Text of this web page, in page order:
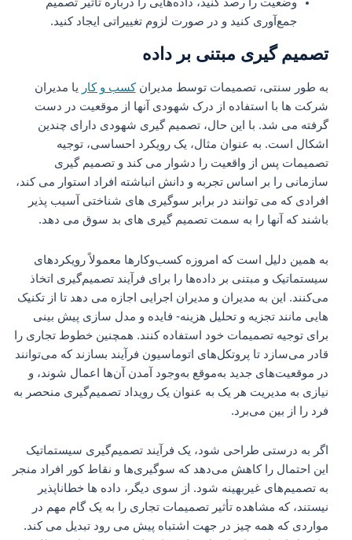
جمع‌آوری کنید و در صورت لزوم تغییراتی ایجاد کنید.
تصمیم گیری مبتنی بر داده
به طور سنتی، تصمیمات توسط مدیرانکسب و کاریا مدیران
شرکت ها با استفاده از درک شهودی آنها از موقعیت در دست
گرفته می شد. با این حال، تصمیم گیری شهودی دارای چندین
اشکال است. به عنوان مثال، یک رویکرد احساسی، توجیه
تصمیمات پس از واقعیت را دشوار می کند و تصمیم گیری
سازمانی را بر اساس تجربه و دانش انباشته افراد استوار می کند،
افرادی که می توانند در برابر سوگیری های شناختی آسیب پذیر
باشند که آنها را به سمت تصمیم گیری های بد سوق می دهد.
به همین دلیل است که امروزه کسب‌وکارها معمولاً رویکردهای
سیستماتیک و مبتنی بر داده‌ها را برای فرآیند تصمیم‌گیری اتخاذ
می‌کنند. این به مدیران و مدیران اجرایی اجازه می دهد تا از تکنیک
هایی مانند تجزیه و تحلیل هزینه- فایده و مدل سازی پیش بینی
برای توجیه تصمیمات خود استفاده کنند. همچنین خطوط تجاری را
قادر می‌سازد تا پروتکل‌های اتوماسیون فرآیند بسازند که می‌توانند
در موقعیت‌های جدید به‌موقع به‌وجود آمدن آن‌ها اعمال شوند، و
نیازی به مدیریت هر یک به عنوان یک رویداد تصمیم‌گیری منحصر به
فرد را از بین می‌برد.
اگر به درستی طراحی شود، یک فرآیند تصمیم‌گیری سیستماتیک
این احتمال را کاهش می‌دهد که سوگیری‌ها و نقاط کور افراد منجر
به تصمیم‌های غیربهینه شود. از سوی دیگر، داده ها خطاناپذیر
نیستند، که مشاهده تأثیر تصمیمات تجاری را به یک گام مهم در
مواردی که همه چیز در جهت اشتباه پیش می رود تبدیل می کند.